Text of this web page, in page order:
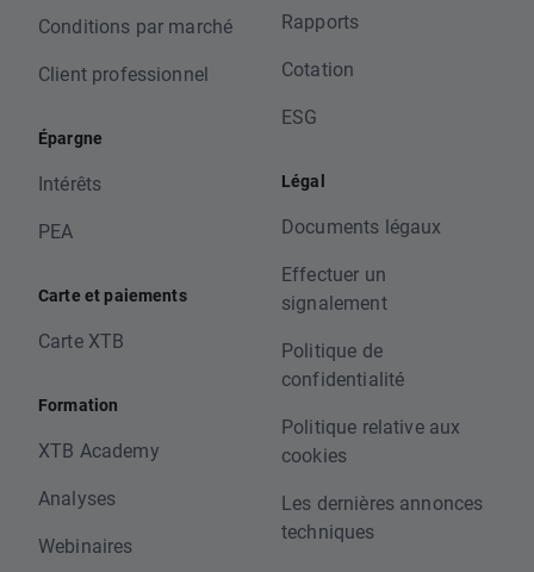
Conditions par marché
Client professionnel
Épargne
Intérêts
PEA
Carte et paiements
Carte XTB
Formation
XTB Academy
Analyses
Webinaires
Rapports
Cotation
ESG
Légal
Documents légaux
Effectuer un
signalement
Politique de
confidentialité
Politique relative aux
cookies
Les dernières annonces
techniques